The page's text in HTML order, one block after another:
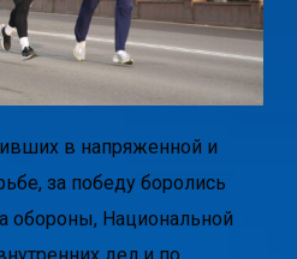
в напряженной и
за победу боролись
обороны, Национальной